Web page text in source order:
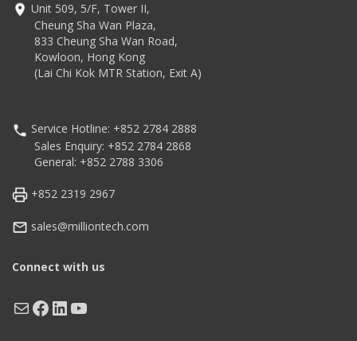
Unit 509, 5/F, Tower II,
Cheung Sha Wan Plaza,
833 Cheung Sha Wan Road,
Kowloon, Hong Kong
(Lai Chi Kok MTR Station, Exit A)
Service Hotline: +852 2784 2888
Sales Enquiry: +852 2784 2868
General: +852 2788 3306
+852 2319 2967
sales@milliontech.com
Connect with us
MailFacebook
LinkedIn
YouTube